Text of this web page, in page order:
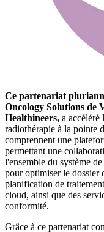
Ce partenariat
Oncology Solutions de
Healthineers, a accéléré
radiothérapie à la pointe
comprennent une
permettant une
l'ensemble du système
pour optimiser le dossier
planification de
cloud, ainsi que des
conformité.
Grâce à ce partenariat